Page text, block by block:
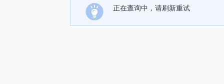
正在查询中，请刷新重试